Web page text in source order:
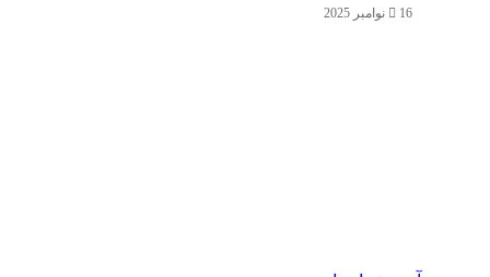
16 نوامبر 2025